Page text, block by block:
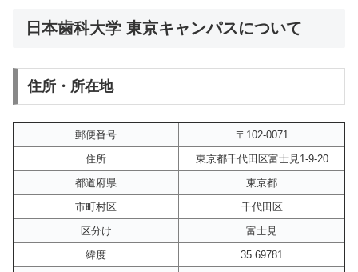
日本歯科大学 東京キャンパスについて
住所・所在地
郵便番号
〒102-0071
住所
東京都千代田区富士見1-9-20
都道府県
東京都
市町村区
千代田区
区分け
富士見
緯度
35.69781